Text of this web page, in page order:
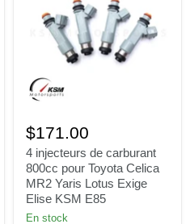
injecteurs
de
carburant
800cc
pour
Toyota
Celica
MR2
$171.00
4 injecteurs de carburant
800cc pour Toyota Celica
MR2 Yaris Lotus Exige
Elise KSM E85
En stock